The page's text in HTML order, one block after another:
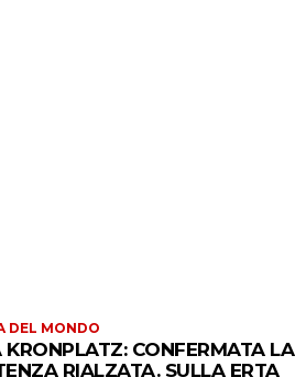
DEL MONDO
KRONPLATZ: CONFERMATA LA
RIALZATA. SULLA ERTA